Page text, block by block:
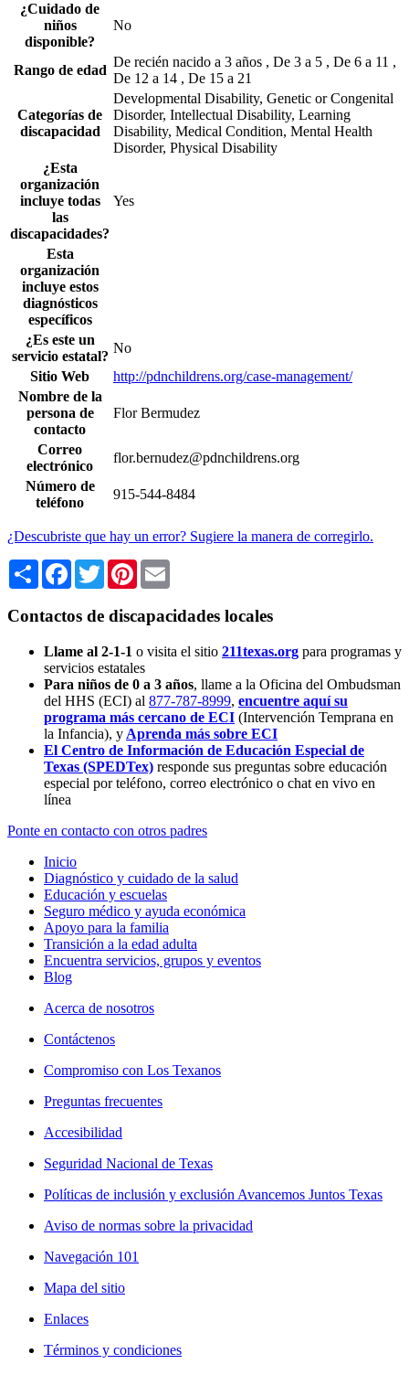
¿Cuidado de
niños
disponible?
No
Rango de edad
De recién nacido a 3 años , De 3 a 5 , De 6 a 11 ,
De 12 a 14 , De 15 a 21
Categorías de
discapacidad
Developmental Disability, Genetic or Congenital
Disorder, Intellectual Disability, Learning
Disability, Medical Condition, Mental Health
Disorder, Physical Disability
¿Esta
organización
incluye todas
las
discapacidades?
Yes
Esta
organización
incluye estos
diagnósticos
específicos
¿Es este un
servicio estatal?
No
Sitio Web
http://pdnchildrens.org/case-management/
Nombre de la
persona de
contacto
Flor Bermudez
Correo
electrónico
flor.bernudez@pdnchildrens.org
Número de
teléfono
915-544-8484
¿Descubriste que hay un error? Sugiere la manera de corregirlo.
Share Facebook
TwitterPinterest
Contactos de discapacidades locales
Llame al 2-1-1 o visita el sitio 211texas.org para programas y
servicios estatales
Para niños de 0 a 3 años, llame a la Oficina del Ombudsman
del HHS (ECI) al 877-787-8999, encuentre aquí su
programa más cercano de ECI (Intervención Temprana en
la Infancia), y Aprenda más sobre ECI
El Centro de Información de Educación Especial de
Texas (SPEDTex) responde sus preguntas sobre educación
especial por teléfono, correo electrónico o chat en vivo en
línea
Ponte en contacto con otros padres
Inicio
Diagnóstico y cuidado de la salud
Educación y escuelas
Seguro médico y ayuda económica
Apoyo para la familia
Transición a la edad adulta
Encuentra servicios, grupos y eventos
Blog
Acerca de nosotros
Contáctenos
Compromiso con Los Texanos
Preguntas frecuentes
Accesibilidad
Seguridad Nacional de Texas
Políticas de inclusión y exclusión Avancemos Juntos Texas
Aviso de normas sobre la privacidad
Navegación 101
Mapa del sitio
Enlaces
Términos y condiciones